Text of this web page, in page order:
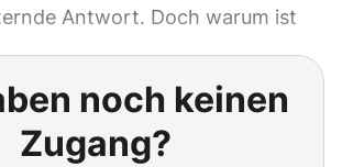
Antwort. Doch warum ist
noch keinen
Zugang?